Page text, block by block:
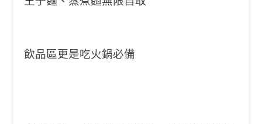
飲品區更是吃火鍋必備